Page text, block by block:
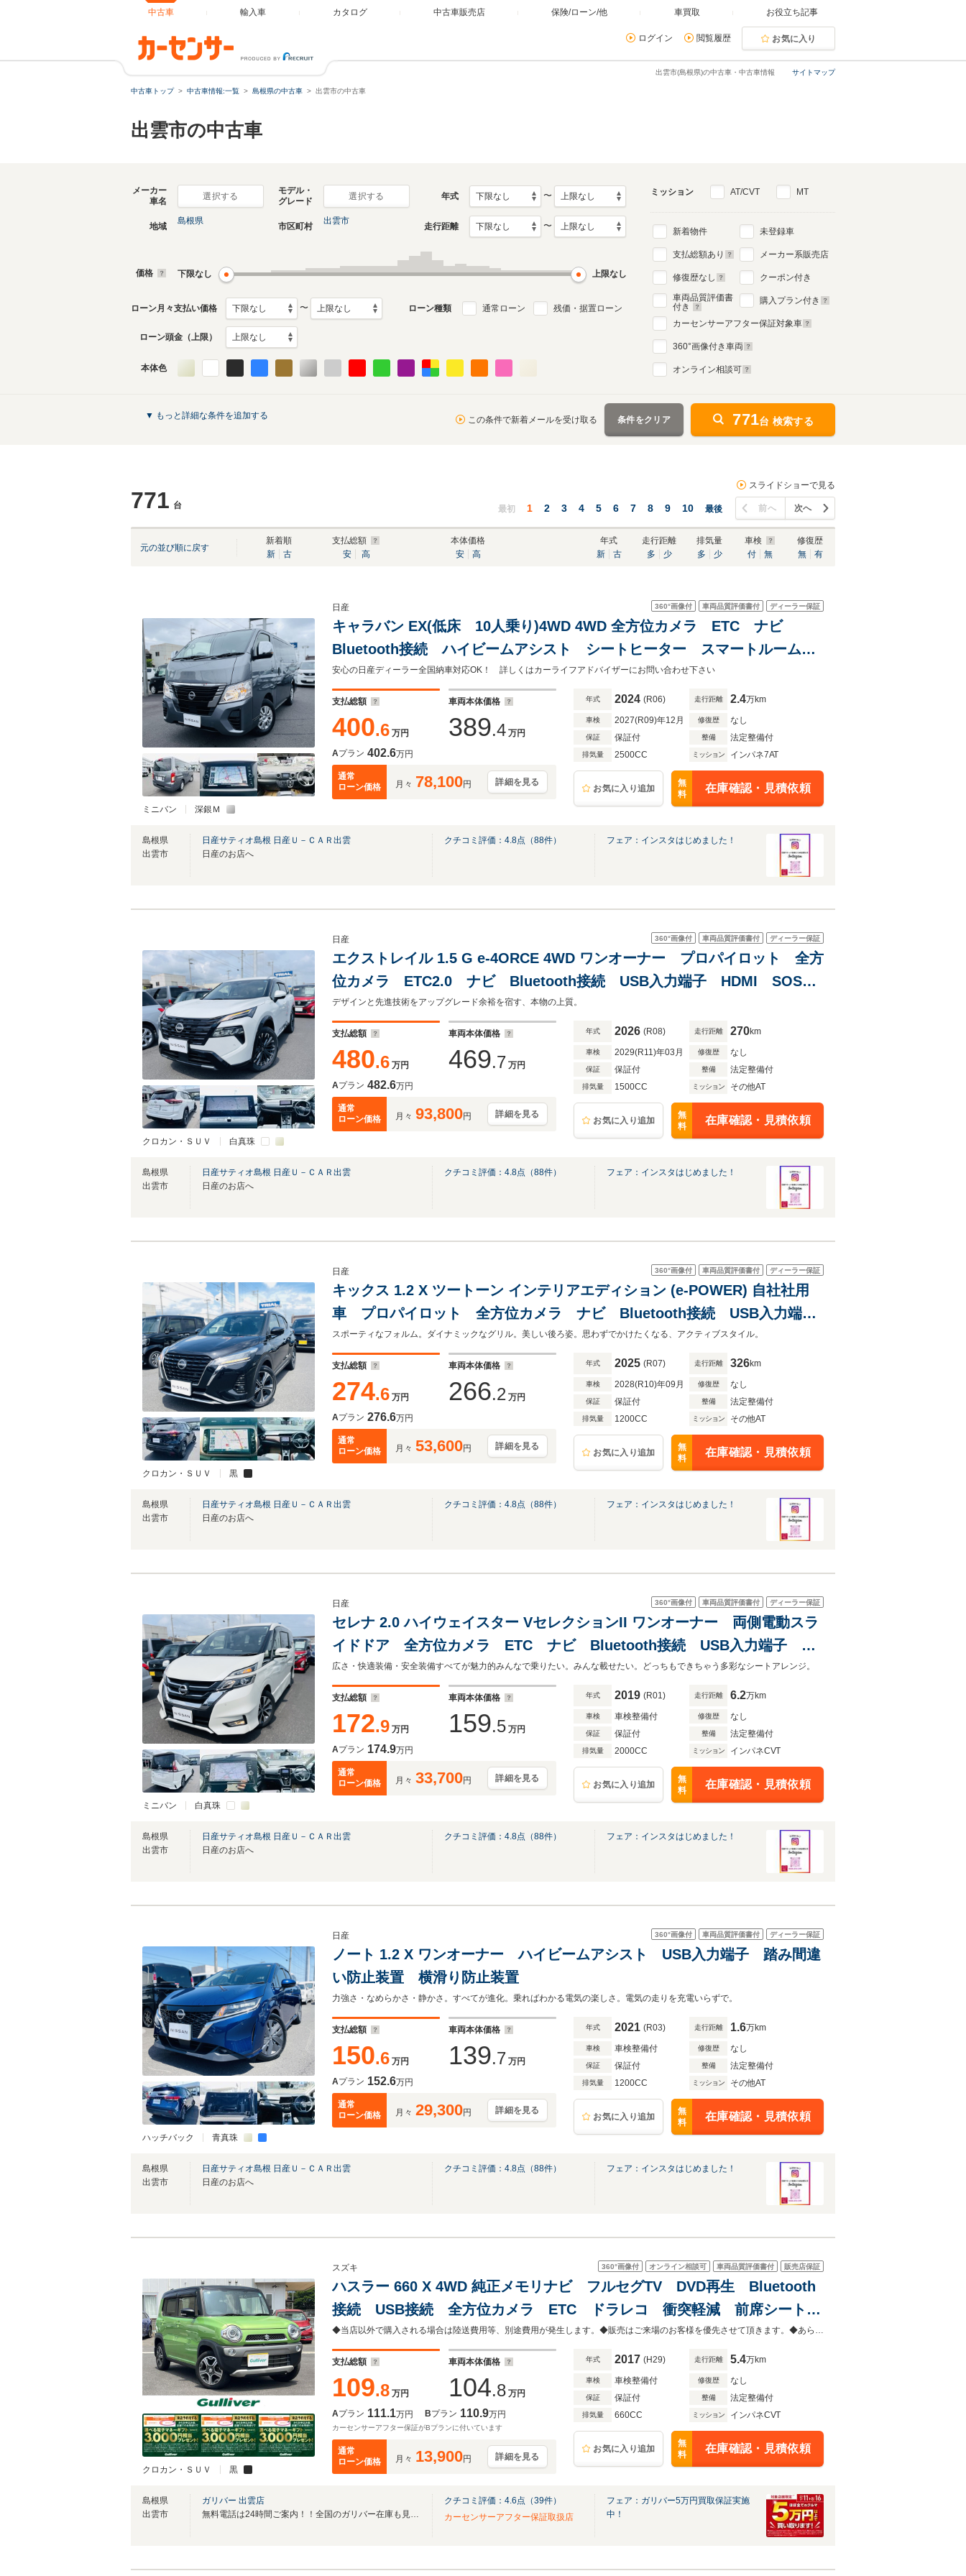
中古車 輸入車 カタログ 中古車販売店 保険/ローン/他 車買取 お役立ち記事
ログイン 閲覧履歴 お気に入り
サイトマップ
出雲市(島根県)の中古車・中古車情報
中古車トップ 中古車情報:一覧 島根県の中古車 出雲市の中古車
出雲市の中古車
メーカー
車名
選択する
モデル・
グレード
選択する 年式 〜
地域
島根県
市区町村
出雲市
走行距離 〜
価格 下限なし 上限なし
ローン月々支払い価格 〜 ローン種類 通常ローン 残価・据置ローン
ローン頭金（上限）
本体色
ミッション AT/CVT MT
新着物件
支払総額あり
修復歴なし
車両品質評価書
付き
未登録車
メーカー系販売店
クーポン付き
購入プラン付き
カーセンサーアフター保証対象車
360°画像付き車両
オンライン相談可
▼ もっと詳細な条件を追加する この条件で新着メールを受け取る 条件をクリア 771台 検索する
771 台
スライドショーで見る
最初 1 2 3 4 5 6 7 8 9 10 最後 前へ 次へ
元の並び順に戻す
新着順
新
古
支払総額
安
高
本体価格
安
高
年式
新
古
走行距離
多
少
排気量
多
少
車検
付
無
修復歴
無
有
ミニバン 深銀Ｍ
360°画像付 車両品質評価書付 ディーラー保証
日産
キャラバン EX(低床 10人乗り)4WD 4WD 全方位カメラ ETC ナビ
Bluetooth接続 ハイビームアシスト シートヒーター スマートルームミ
ラー 踏み間違い防止装置 車線逸脱警報
安心の日産ディーラー全国納車対応OK！ 詳しくはカーライフアドバイザーにお問い合わせ下さい
支払総額
400.6 万円
車両本体価格
389.4 万円
Aプラン 402.6万円
通常
ローン価格
月々 78,100円 詳細を見る
年式 2024 (R06) 走行距離 2.4万km
車検 2027(R09)年12月 修復歴 なし
保証 保証付 整備 法定整備付
排気量 2500CC ミッション インパネ7AT
お気に入り追加
無
料
在庫確認・見積依頼
島根県
出雲市
日産サティオ島根 日産Ｕ－ＣＡＲ出雲
日産のお店へ
クチコミ評価： 4.8点（88件） フェア：インスタはじめました！
クロカン・ＳＵＶ 白真珠
360°画像付 車両品質評価書付 ディーラー保証
日産
エクストレイル 1.5 G e-4ORCE 4WD ワンオーナー プロパイロット 全方
位カメラ ETC2.0 ナビ Bluetooth接続 USB入力端子 HDMI SOSコ
ール スマートルームミラー ハイビームアシスト 踏み間違い防止装置
車線逸脱警報
デザインと先進技術をアップグレード余裕を宿す、本物の上質。
支払総額
480.6 万円
車両本体価格
469.7 万円
Aプラン 482.6万円
通常
ローン価格
月々 93,800円 詳細を見る
年式 2026 (R08) 走行距離 270km
車検 2029(R11)年03月 修復歴 なし
保証 保証付 整備 法定整備付
排気量 1500CC ミッション その他AT
お気に入り追加
無
料
在庫確認・見積依頼
島根県
出雲市
日産サティオ島根 日産Ｕ－ＣＡＲ出雲
日産のお店へ
クチコミ評価： 4.8点（88件） フェア：インスタはじめました！
クロカン・ＳＵＶ 黒
360°画像付 車両品質評価書付 ディーラー保証
日産
キックス 1.2 X ツートーン インテリアエディション (e-POWER) 自社社用
車 プロパイロット 全方位カメラ ナビ Bluetooth接続 USB入力端
子 ハイビームアシスト SOSコール スマートルームミラー 踏み間違い
防止装置 車線逸脱警報
スポーティなフォルム。ダイナミックなグリル。美しい後ろ姿。思わずでかけたくなる、アクティブスタイル。
支払総額
274.6 万円
車両本体価格
266.2 万円
Aプラン 276.6万円
通常
ローン価格
月々 53,600円 詳細を見る
年式 2025 (R07) 走行距離 326km
車検 2028(R10)年09月 修復歴 なし
保証 保証付 整備 法定整備付
排気量 1200CC ミッション その他AT
お気に入り追加
無
料
在庫確認・見積依頼
島根県
出雲市
日産サティオ島根 日産Ｕ－ＣＡＲ出雲
日産のお店へ
クチコミ評価： 4.8点（88件） フェア：インスタはじめました！
ミニバン 白真珠
360°画像付 車両品質評価書付 ディーラー保証
日産
セレナ 2.0 ハイウェイスター VセレクションII ワンオーナー 両側電動スラ
イドドア 全方位カメラ ETC ナビ Bluetooth接続 USB入力端子 ハ
イビームアシスト ドラレコ 踏み間違い防止装置 車線逸脱警報
広さ・快適装備・安全装備すべてが魅力的みんなで乗りたい。みんな載せたい。どっちもできちゃう多彩なシートアレンジ。
支払総額
172.9 万円
車両本体価格
159.5 万円
Aプラン 174.9万円
通常
ローン価格
月々 33,700円 詳細を見る
年式 2019 (R01) 走行距離 6.2万km
車検 車検整備付 修復歴 なし
保証 保証付 整備 法定整備付
排気量 2000CC ミッション インパネCVT
お気に入り追加
無
料
在庫確認・見積依頼
島根県
出雲市
日産サティオ島根 日産Ｕ－ＣＡＲ出雲
日産のお店へ
クチコミ評価： 4.8点（88件） フェア：インスタはじめました！
ハッチバック 青真珠
360°画像付 車両品質評価書付 ディーラー保証
日産
ノート 1.2 X ワンオーナー ハイビームアシスト USB入力端子 踏み間違
い防止装置 横滑り防止装置
力強さ・なめらかさ・静かさ。すべてが進化。乗ればわかる電気の楽しさ。電気の走りを充電いらずで。
支払総額
150.6 万円
車両本体価格
139.7 万円
Aプラン 152.6万円
通常
ローン価格
月々 29,300円 詳細を見る
年式 2021 (R03) 走行距離 1.6万km
車検 車検整備付 修復歴 なし
保証 保証付 整備 法定整備付
排気量 1200CC ミッション その他AT
お気に入り追加
無
料
在庫確認・見積依頼
島根県
出雲市
日産サティオ島根 日産Ｕ－ＣＡＲ出雲
日産のお店へ
クチコミ評価： 4.8点（88件） フェア：インスタはじめました！
クロカン・ＳＵＶ 黒
360°画像付 オンライン相談可 車両品質評価書付 販売店保証
スズキ
ハスラー 660 X 4WD 純正メモリナビ フルセグTV DVD再生 Bluetooth
接続 USB接続 全方位カメラ ETC ドラレコ 衝突軽減 前席シートヒ
ーター 純正HIDヘッドライト 純正15AW 純正フロアマット
◆当店以外で購入される場合は陸送費用等、別途費用が発生します。◆販売はご来場のお客様を優先させて頂きます。◆あらかじめご確認下さい※販売は一般のお客様に限ります。
支払総額
109.8 万円
車両本体価格
104.8 万円
Aプラン 111.1万円 Bプラン 110.9万円
カーセンサーアフター保証がBプランに付いています
通常
ローン価格
月々 13,900円 詳細を見る
年式 2017 (H29) 走行距離 5.4万km
車検 車検整備付 修復歴 なし
保証 保証付 整備 法定整備付
排気量 660CC ミッション インパネCVT
お気に入り追加
無
料
在庫確認・見積依頼
島根県
出雲市
ガリバー 出雲店
無料電話は24時間ご案内！！全国のガリバー在庫も見たい方は一括照会が可能です！
クチコミ評価： 4.6点（39件）
カーセンサーアフター保証取扱店
フェア：ガリバー5万円買取保証実施
中！